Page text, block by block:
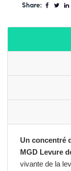
Share:
Un concentré
MGD Levure
vivante de la